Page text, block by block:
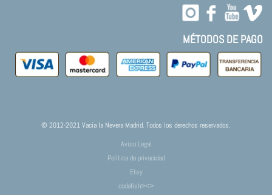
MÉTODOS DE PAGO
© 2012-2021 Vacía la Nevera Madrid. Todos los derechos reservados.
Aviso Legal
Política de privacidad
Etsy
codafish><>